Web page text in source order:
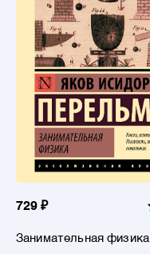
729 ₽
Занимательная физика